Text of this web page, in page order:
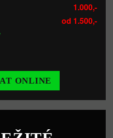
1.000,-
od 1.500,-
ONLINE